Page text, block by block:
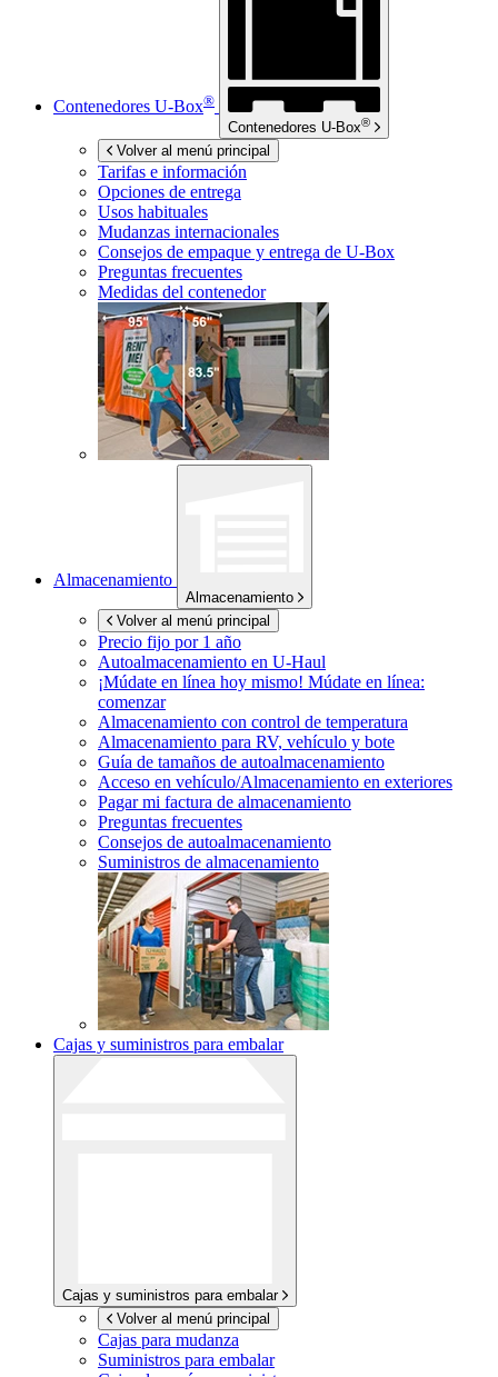
Contenedores U-Box®
Contenedores U-Box®
Volver al menú principal
Tarifas e información
Opciones de entrega
Usos habituales
Mudanzas internacionales
Consejos de empaque y entrega de U-Box
Preguntas frecuentes
Medidas del contenedor
Almacenamiento
Almacenamiento
Volver al menú principal
Precio fijo por 1 año
Autoalmacenamiento en U-Haul
¡Múdate en línea hoy mismo! Múdate en línea:
comenzar
Almacenamiento con control de temperatura
Almacenamiento para RV, vehículo y bote
Guía de tamaños de autoalmacenamiento
Acceso en vehículo/Almacenamiento en exteriores
Pagar mi factura de almacenamiento
Preguntas frecuentes
Consejos de autoalmacenamiento
Suministros de almacenamiento
Cajas y suministros para embalar
Cajas y suministros para embalar
Volver al menú principal
Cajas para mudanza
Suministros para embalar